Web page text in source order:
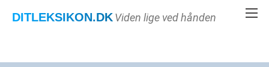
DITLEKSIKON.DKViden lige ved hånden